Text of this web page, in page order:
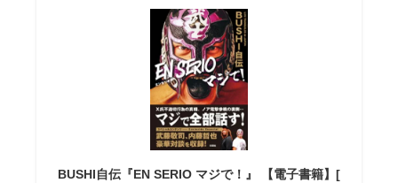
BUSHI自伝『EN SERIO マジで！』 【電子書籍】[